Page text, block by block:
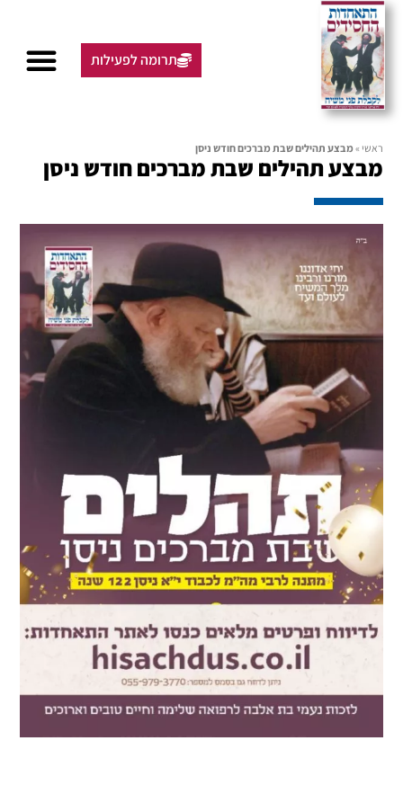
תרומה לפעילות
ראשי »מבצע תהילים שבת מברכים חודש ניסן
מבצע תהילים שבת מברכים חודש ניסן